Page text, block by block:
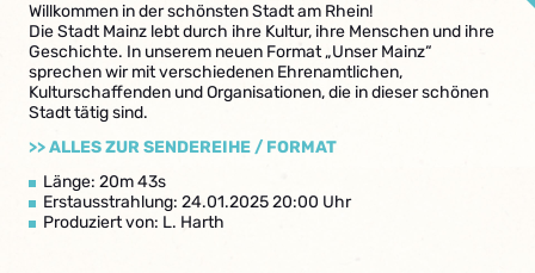
Willkommen in der schönsten Stadt am Rhein!
Die Stadt Mainz lebt durch ihre Kultur, ihre Menschen und ihre
Geschichte. In unserem neuen Format „Unser Mainz“
sprechen wir mit verschiedenen Ehrenamtlichen,
Kulturschaffenden und Organisationen, die in dieser schönen
Stadt tätig sind.
>> ALLES ZUR SENDEREIHE / FORMAT
Länge: 20m 43s
Erstausstrahlung: 24.01.2025 20:00 Uhr
Produziert von: L. Harth